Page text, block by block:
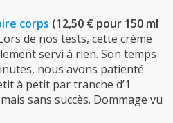
corps (12,50 € pour 150 ml
de nos tests, cette crème
servi à rien. Son temps
nous avons patienté
à petit par tranche d’1
sans succès. Dommage vu